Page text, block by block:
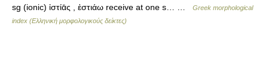
sg (ionic) ἱστίᾱς , ἑστιάω receive at one s… …
Greek morphological
index (Ελληνική μορφολογικούς δείκτες)